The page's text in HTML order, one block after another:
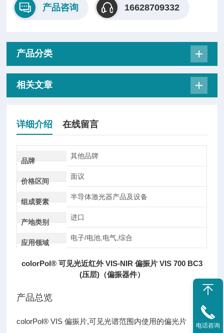
产品咨询 16628709332
产品分类
相关文章
详细介绍 在线留言
品牌
其他品牌
价格区间
面议
组成要素
半导体激光器产品及设备
产地类别
进口
应用领域
电子/电池,电气,综合
colorPol® 可见光近红外 VIS-NIR 偏振片 VIS 700 BC3
(压层)（偏振器件）
产品总览
colorPol® VIS 偏振片,可见光谱范围内使用的偏光片 电话咨询